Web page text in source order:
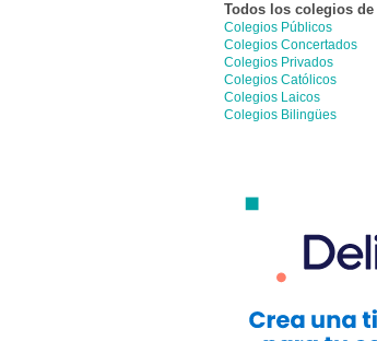
Todos los colegios de
Colegios Públicos
Colegios Concertados
Colegios Privados
Colegios Católicos
Colegios Laicos
Colegios Bilingües